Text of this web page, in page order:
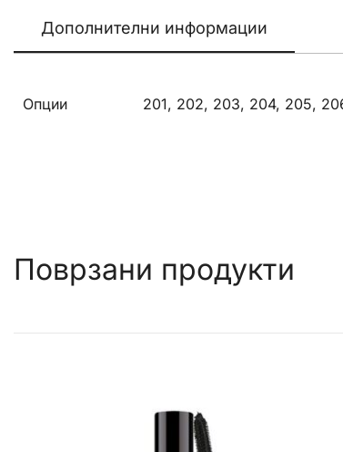
Дополнителни информации
Опции 201, 202, 203, 204, 205,
Поврзани продукти